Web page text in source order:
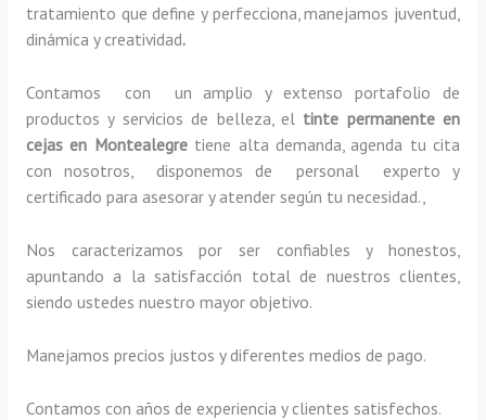
tratamiento que define y perfecciona, manejamos juventud,
dinámica y creatividad.
Contamos con un amplio y extenso portafolio de
productos y servicios de belleza, el tinte permanente en
cejas en Montealegretiene alta demanda, agenda tu cita
con nosotros, disponemos de personal experto y
certificado para asesorar y atender según tu necesidad.,
Nos caracterizamos por ser confiables y honestos,
apuntando a la satisfacción total de nuestros clientes,
siendo ustedes nuestro mayor objetivo.
Manejamos precios justos y diferentes medios de pago.
Contamos con años de experiencia y clientes satisfechos.